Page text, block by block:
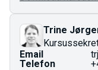
regel dig med en
Prisen på AMU-
ændres ved
Trine
Email
Telefon